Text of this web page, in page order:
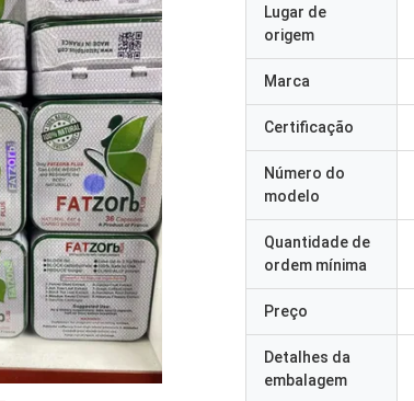
Lugar de
origem
Marca
Certificação
Número do
modelo
Quantidade de
ordem mínima
Preço
Detalhes da
embalagem